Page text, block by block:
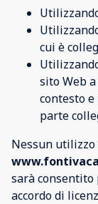
cui è
sito Web
contesto
parte
Nessun utilizzo
sarà consentito
accordo di